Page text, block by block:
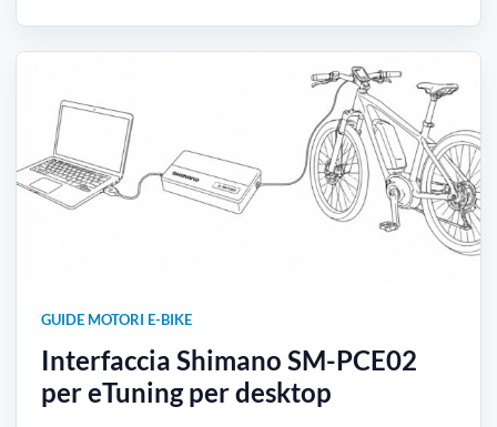
GUIDE MOTORI E-BIKE
Interfaccia Shimano SM-PCE02
per eTuning per desktop